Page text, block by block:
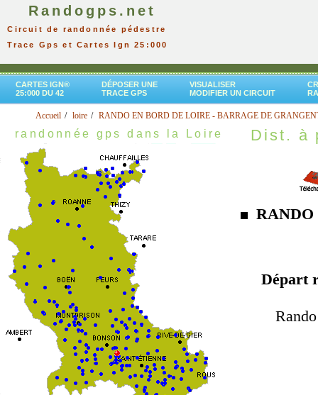
Randogps.net
Circuit de randonnée pédestre
Trace Gps et Cartes Ign 25:000
CARTES IGN®
25:000 DU 42
DÉPOSER UNE
TRACE GPS
VISUALISER
MODIFIER UN CIRCUIT
Accueil loire RANDO EN BORD DE LOIRE - BARRAGE DE
randonnée gps dans la Loire Dist. à
Départ